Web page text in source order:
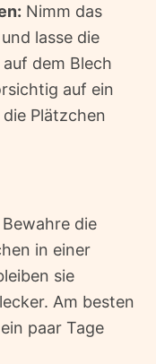
Nimm das
lasse die
dem Blech
auf ein
Plätzchen
Bewahre die
in einer
sie
Am besten
paar Tage